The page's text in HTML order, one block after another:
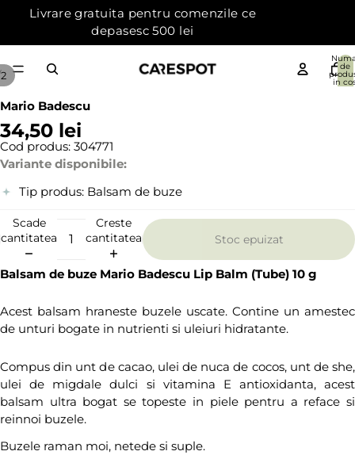
Livrare gratuita pentru comenzile ce
depasesc 500 lei
de
in
2
Mario Badescu
34,50 lei
Cod produs: 304771
Variante disponibile:
Tip produs: Balsam de buze
Scade
cantitatea
Creste
cantitatea
Stoc epuizat
Balsam de buze Mario Badescu Lip Balm (Tube) 10 g
Acest balsam hraneste buzele uscate. Contine un amestec
de unturi bogate in nutrienti si uleiuri hidratante.
Compus din unt de cacao, ulei de nuca de cocos, unt de she,
ulei de migdale dulci si vitamina E antioxidanta, acest
balsam ultra bogat se topeste in piele pentru a reface si
reinnoi buzele.
Buzele raman moi, netede si suple.